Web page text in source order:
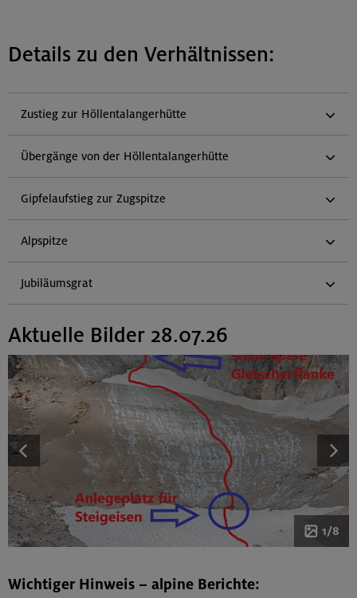
Details zu den Verhältnissen:
Zustieg zur Höllentalangerhütte
Übergänge von der Höllentalangerhütte
Gipfelaufstieg zur Zugspitze
Alpspitze
Jubiläumsgrat
Aktuelle Bilder 28.07.26
1/8
Wichtiger Hinweis – alpine Berichte: